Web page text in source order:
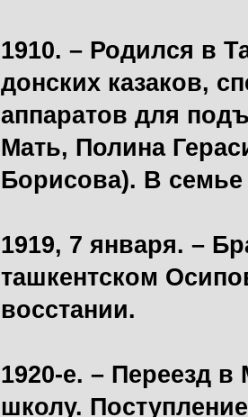
1910. – Родился в
донских казаков,
аппаратов для
Мать, Полина
Борисова). В
1919, 7 января. –
ташкентском
восстании.
1920-е. – Переезд
школу.